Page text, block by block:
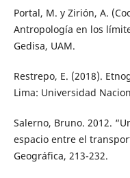
Portal, M. y Zirión, A.
Antropología en los
Gedisa, UAM.
Restrepo, E. (2018).
Lima: Universidad
Salerno, Bruno. 2012.
espacio entre el
Geográfica, 213-232.